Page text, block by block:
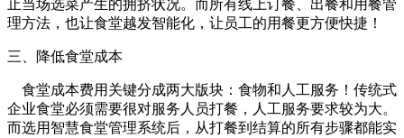
止当场选菜产生的拥挤状况。而所有线上订餐、出餐和用餐管
理方法，也让食堂越发智能化，让员工的用餐更方便快捷！
三、降低食堂成本
食堂成本费用关键分成两大版块：食物和人工服务！传统式
企业食堂必须需要很对服务人员打餐，人工服务要求较为大。
而选用智慧食堂管理系统后，从打餐到结算的所有步骤都能实